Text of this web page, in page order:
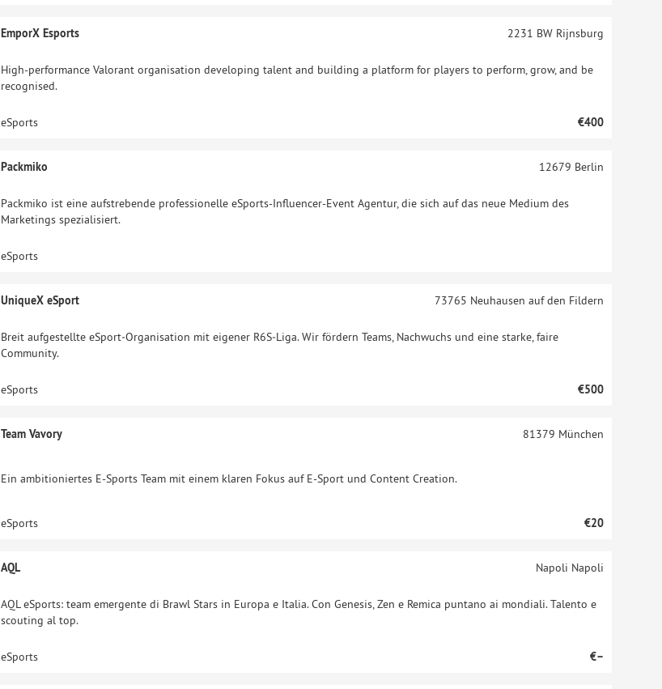
EmporX Esports
High-performance Valorant organisation developing talent and building a platform for players to perform, grow, and be
recognised.
2231 BWRijnsburg
eSports €400
Packmiko
Packmiko ist eine aufstrebende professionelle eSports-Influencer-Event Agentur, die sich auf das neue Medium des
Marketings spezialisiert.
12679 Berlin
eSports
UniqueX eSport
Breit aufgestellte eSport‑Organisation mit eigener R6S‑Liga. Wir fördern Teams, Nachwuchs und eine starke, faire
Community.
73765 Neuhausen auf den Fildern
eSports €500
Team Vavory
Ein ambitioniertes E-Sports Team mit einem klaren Fokus auf E-Sport und Content Creation.
81379 München
eSports €20
AQL
AQL eSports: team emergente di Brawl Stars in Europa e Italia. Con Genesis, Zen e Remica puntano ai mondiali. Talento e
scouting al top.
Napoli Napoli
eSports €–